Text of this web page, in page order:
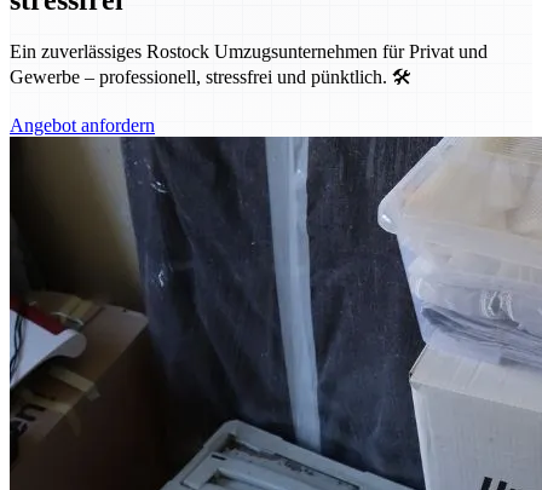
Ein zuverlässiges Rostock Umzugsunternehmen für Privat und
Gewerbe – professionell, stressfrei und pünktlich. 🛠️
Angebot anfordern